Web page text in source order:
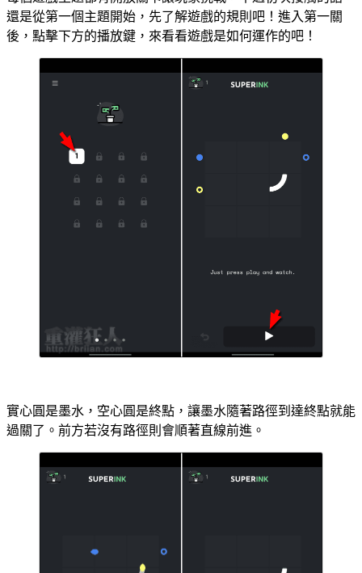
還是從第一個主題開始，先了解遊戲的規則吧！進入第一關
後，點擊下方的播放鍵，來看看遊戲是如何運作的吧！
實心圓是墨水，空心圓是終點，讓墨水隨著路徑到達終點就能
過關了。前方若沒有路徑則會順著直線前進。